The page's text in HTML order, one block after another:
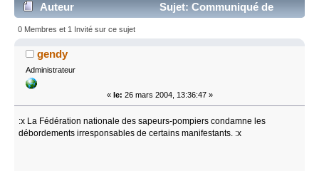
Auteur
Sujet: Communiqué de
presse : La Fédération nationale des sapeurs-pompiers
.... (Lu 10729 fois)
0 Membres et 1 Invité sur ce sujet
gendy
Administrateur
« le: 26 mars 2004, 13:36:47 »
:x La Fédération nationale des sapeurs-pompiers condamne les
débordements irresponsables de certains manifestants. :x